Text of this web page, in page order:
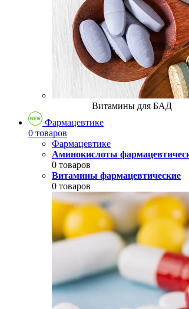
Витамины для БАД
Фармацевтике
0 товаров
Фармацевтике
Аминокислоты
0 товаров
Витамины фармацевтические
0 товаров